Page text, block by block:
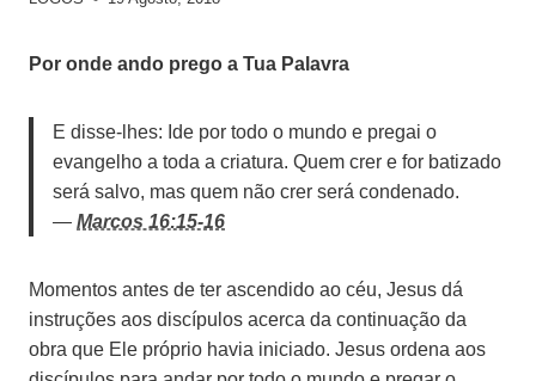
Por onde ando prego a Tua Palavra
E disse-lhes: Ide por todo o mundo e pregai o
evangelho a toda a criatura. Quem crer e for batizado
será salvo, mas quem não crer será condenado.
— Marcos 16:15-16
Momentos antes de ter ascendido ao céu, Jesus dá
instruções aos discípulos acerca da continuação da
obra que Ele próprio havia iniciado. Jesus ordena aos